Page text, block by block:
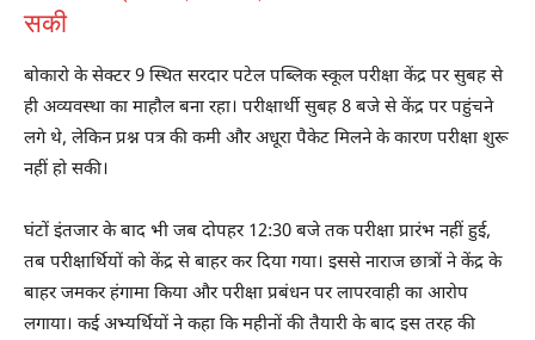
सकी
बोकारो के सेक्टर 9 स्थित सरदार पटेल पब्लिक स्कूल परीक्षा केंद्र पर सुबह से
ही अव्यवस्था का माहौल बना रहा। परीक्षार्थी सुबह 8 बजे से केंद्र पर पहुंचने
लगे थे, लेकिन प्रश्न पत्र की कमी और अधूरा पैकेट मिलने के कारण परीक्षा शुरू
नहीं हो सकी।
घंटों इंतजार के बाद भी जब दोपहर 12:30 बजे तक परीक्षा प्रारंभ नहीं हुई,
तब परीक्षार्थियों को केंद्र से बाहर कर दिया गया। इससे नाराज छात्रों ने केंद्र के
बाहर जमकर हंगामा किया और परीक्षा प्रबंधन पर लापरवाही का आरोप
लगाया। कई अभ्यर्थियों ने कहा कि महीनों की तैयारी के बाद इस तरह की